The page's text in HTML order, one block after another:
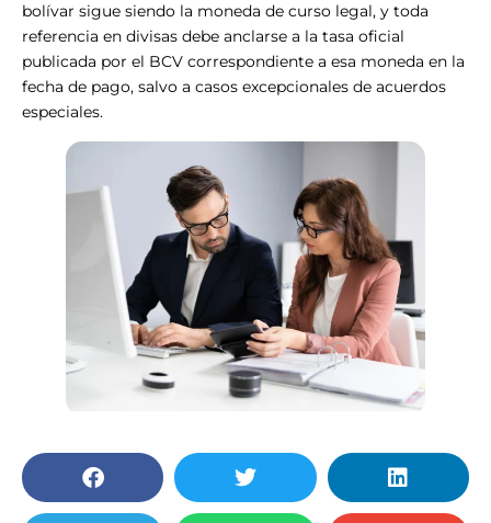
bolívar sigue siendo la moneda de curso legal, y toda
referencia en divisas debe anclarse a la tasa oficial
publicada por el BCV correspondiente a esa moneda en la
fecha de pago, salvo a casos excepcionales de acuerdos
especiales.